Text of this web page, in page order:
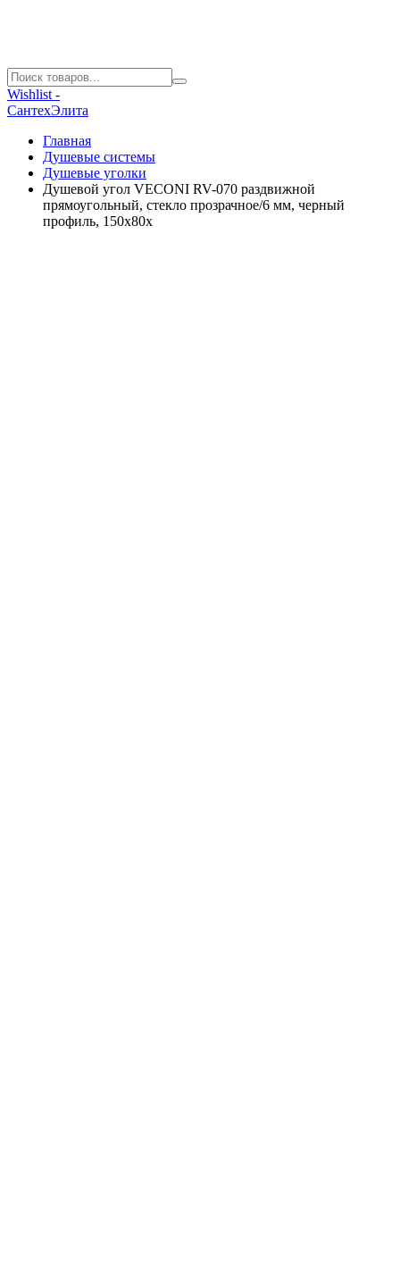
Wishlist -
СантехЭлита
Главная
Душевые системы
Душевые уголки
Душевой угол VECONI RV-070 раздвижной
прямоугольный, стекло прозрачное/6 мм, черный
профиль, 150x80x